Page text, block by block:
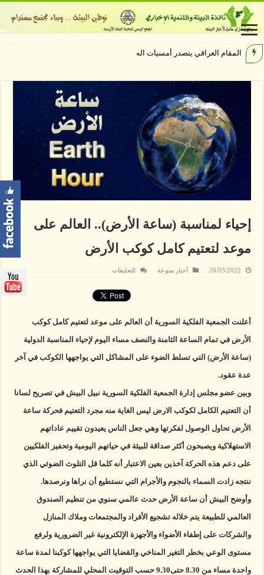
المقام العراقي يتصدر أمسيات الهيبودروم ف
إحياء لمناسبة (ساعة الأرض).. العالم على
موعد لتعتيم كامل كوكب الأرض
26/03/2022 أخبار منوعة التعليقات
(ساعة
الأرض)..
موعد
كامل
كوكب
الأرض
مغلقة
أعلنت الجمعية الفلكية السورية أن العالم على موعد لتعتيم كامل كوكب
الأرض في تمام الساعة الثامنة والنصف مساء اليوم لإحياء المناسبة الدولية
(ساعة الأرض) التي تسلط الضوء على المشاكل التي يواجهها الكوكب في آخر
عدة عقود.
وبين عضو مجلس إدارة الجمعية الفلكية السورية نبيل البيش في تصريح لسانا
أن التعتيم الكامل لكوكب الارض ليس الغاية منه مجرد التعتيم فحركة ساعة
الأرض تحاول الوصول لفكرتها وهي جعل الناس يعيدون تقييم عاداتهم
الاستهلاكية ويصبحون أكثر صداقة للبيئة في حياتهم اليومية وتحفيز الفلكيين
على دعم هذه الحركة آخذين بعين الاعتبار أنه كلما قل التلوث الضوئي الذي
ننتجه زادت السماء بالنجوم والأجرام التي نستطيع أن نراها ونرصدها.
وأوضح البيش أن ساعة الأرض‏ حدث عالمي سنوي من تنظيم الصندوق
العالمي للطبيعة يتم خلاله تشجيع الأفراد والمجتمعات وملاك المنازل
والشركات على إطفاء الأضواء والأجهزة الإلكترونية غير الضرورية ولرفع
مستوى الوعي بخطر التغير المناخي والقضايا التي يواجهها كوكبنا لمدة ساعة
واحدة مساء من 8.30 حتى9.30 حسب التوقيت المحلي للمشاركة بهذا الحدث